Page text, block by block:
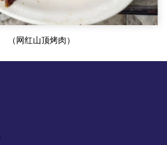
（网红山顶烤肉）